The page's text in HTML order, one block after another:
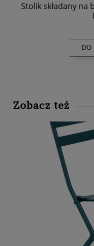
Stolik składany na
Zobacz też